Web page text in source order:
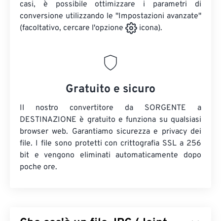
casi, è possibile ottimizzare i parametri di
conversione utilizzando le "Impostazioni avanzate"
(facoltativo, cercare l'opzione
icona).
Gratuito e sicuro
Il nostro convertitore da SORGENTE a
DESTINAZIONE è gratuito e funziona su qualsiasi
browser web. Garantiamo sicurezza e privacy dei
file. I file sono protetti con crittografia SSL a 256
bit e vengono eliminati automaticamente dopo
poche ore.